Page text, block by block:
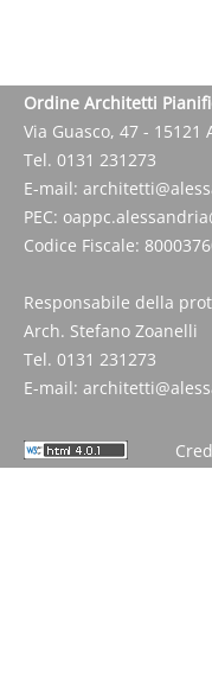
Ordine Architetti
Via Guasco, 47 - 15121
Tel. 0131 231273
E-mail:
PEC:
Codice Fiscale:
Responsabile della
Arch. Stefano Zoanelli
Tel. 0131 231273
E-mail: